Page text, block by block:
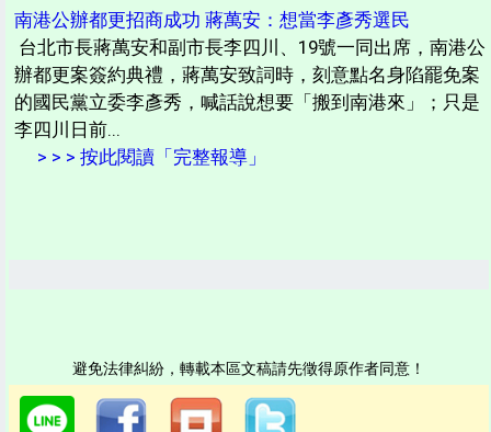
南港公辦都更招商成功 蔣萬安：想當李彥秀選民
台北市長蔣萬安和副市長李四川、19號一同出席，南港公
辦都更案簽約典禮，蔣萬安致詞時，刻意點名身陷罷免案
的國民黨立委李彥秀，喊話說想要「搬到南港來」；只是
李四川日前...
> > > 按此閱讀「完整報導」
避免法律糾紛，轉載本區文稿請先徵得原作者同意！